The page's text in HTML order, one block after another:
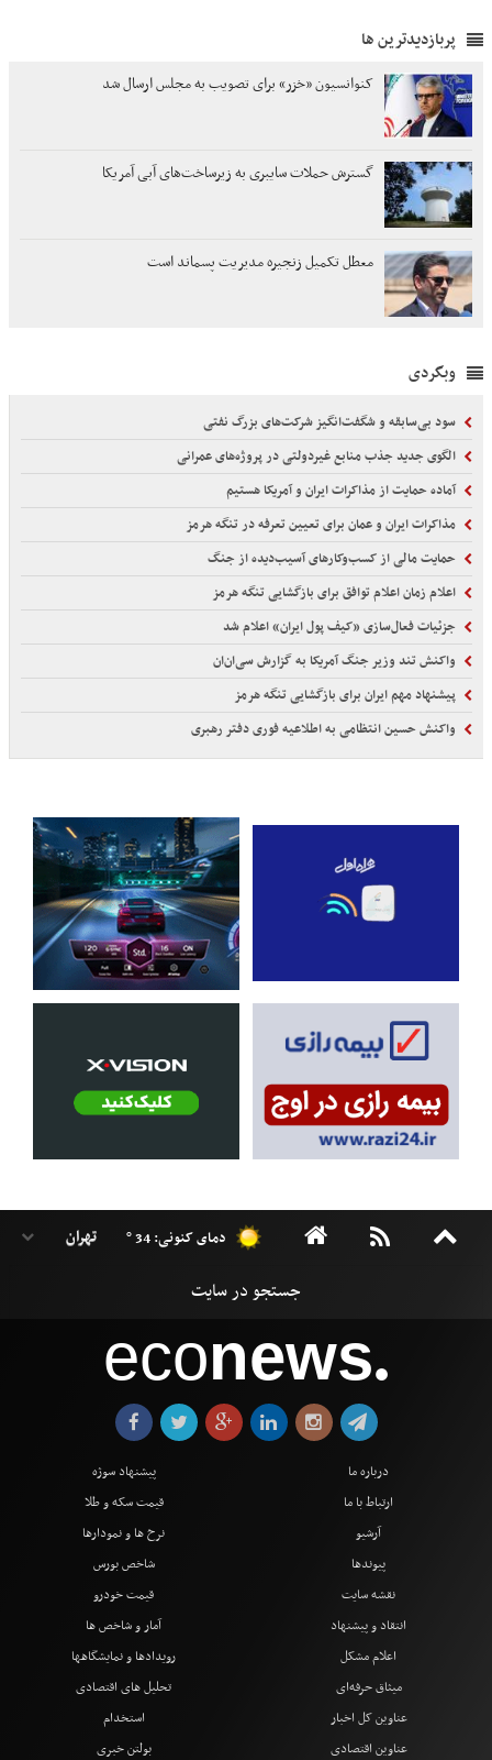
پربازدیدترین ها
کنوانسیون «خزر» برای تصویب به مجلس ارسال شد
گسترش حملات سایبری به زیرساخت‌های آبی آمریکا
معطل تکمیل زنجیره مدیریت پسماند است
وبگردی
سود بی‌سابقه و شگفت‌انگیز شرکت‌های بزرگ نفتی
الگوی جدید جذب منابع غیردولتی در پروژه‌های عمرانی
آماده حمایت از مذاکرات ایران و آمریکا هستیم
مذاکرات ایران و عمان برای تعیین تعرفه در تنگه هرمز
حمایت مالی از کسب‌وکارهای آسیب‌دیده از جنگ
اعلام زمان اعلام توافق برای بازگشایی تنگه هرمز
جزئیات فعال‌سازی «کیف پول ایران» اعلام شد
واکنش تند وزیر جنگ آمریکا به گزارش سی‌ان‌ان
پیشنهاد مهم ایران برای بازگشایی تنگه هرمز
واکنش حسین انتظامی به اطلاعیه فوری دفتر رهبری
دمای کنونی: 34 °
econews●
درباره ما
ارتباط با ما
آرشیو
پیوندها
نقشه سایت
انتقاد و پیشنهاد
اعلام مشکل
میثاق حرفه‌ای
پیشنهاد سوژه
قیمت سکه و طلا
نرخ ها و نمودارها
شاخص بورس
قیمت خودرو
آمار و شاخص ها
رویدادها و نمایشگاهها
تحلیل های اقتصادی
عناوین کل اخبار
عناوین اقتصادی
استخدام
بولتن خبری